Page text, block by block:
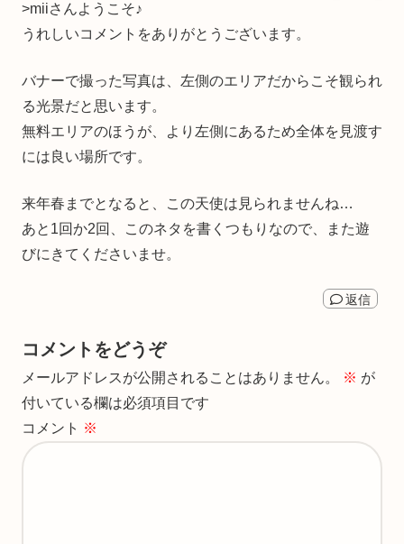
>miiさんようこそ♪
うれしいコメントをありがとうございます。
バナーで撮った写真は、左側のエリアだからこそ観られ
る光景だと思います。
無料エリアのほうが、より左側にあるため全体を見渡す
には良い場所です。
来年春までとなると、この天使は見られませんね…
あと1回か2回、このネタを書くつもりなので、また遊
びにきてくださいませ。
返信
コメントをどうぞ
メールアドレスが公開されることはありません。 ※ が
付いている欄は必須項目です
コメント ※